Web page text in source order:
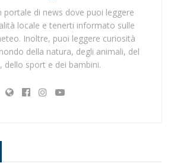
portale di news dove puoi leggere
locale e tenerti informato sulle
Inoltre, puoi leggere curiosità
della natura, degli animali, del
dello sport e dei bambini.